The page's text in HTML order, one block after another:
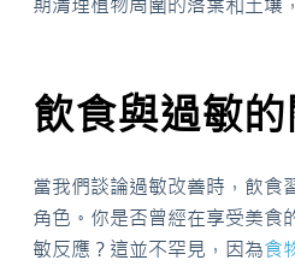
飲食與過敏
當我們談論過敏改善時，飲食
角色。你是否曾經在享受美食
敏反應？這並不罕見，因為食